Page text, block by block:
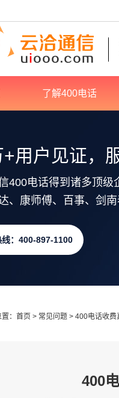
了解400电话
+用户见证，
400电话得到诸多顶级
、康师傅、百事、剑
线：400-897-1100
： 首页 > 常见问题 > 400电话收费
400